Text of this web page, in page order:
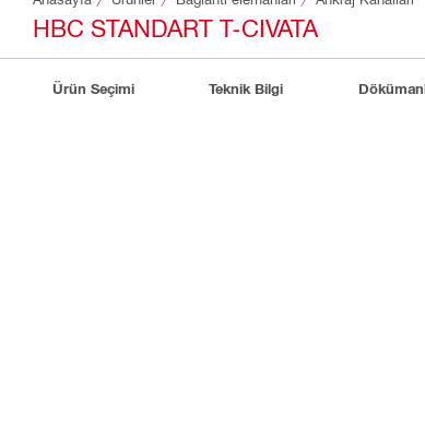
HBC STANDART T-CIVATA
Ürün Seçimi Teknik Bilgi